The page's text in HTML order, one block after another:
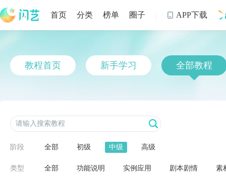
首页 分类 榜单 圈子  APP下载
教程首页 新手学习 全部教程
阶段 全部 初级 中级 高级
类型 全部 功能说明 实例应用 剧本剧情 素